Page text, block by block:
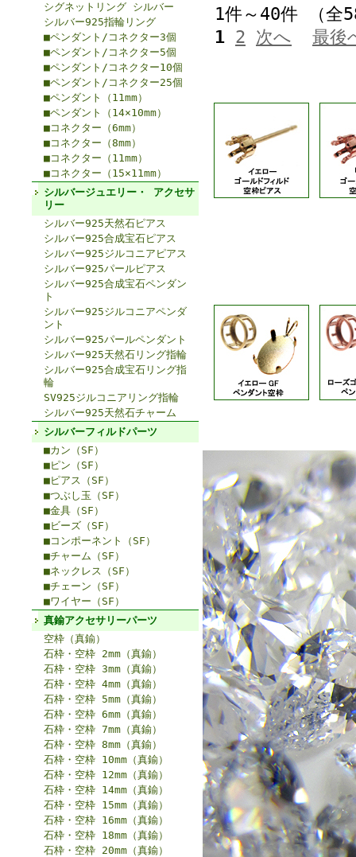
シグネットリング シルバー
シルバー925指輪リング
■ペンダント/コネクター3個
■ペンダント/コネクター5個
■ペンダント/コネクター10個
■ペンダント/コネクター25個
■ペンダント（11mm）
■ペンダント（14×10mm）
■コネクター（6mm）
■コネクター（8mm）
■コネクター（11mm）
■コネクター（15×11mm）
シルバージュエリー・ アクセサ
リー
シルバー925天然石ピアス
シルバー925合成宝石ピアス
シルバー925ジルコニアピアス
シルバー925パールピアス
シルバー925合成宝石ペンダン
ト
シルバー925ジルコニアペンダ
ント
シルバー925パールペンダント
シルバー925天然石リング指輪
シルバー925合成宝石リング指
輪
SV925ジルコニアリング指輪
シルバー925天然石チャーム
シルバーフィルドパーツ
■カン（SF）
■ピン（SF）
■ピアス（SF）
■つぶし玉（SF）
■金具（SF）
■ビーズ（SF）
■コンポーネント（SF）
■チャーム（SF）
■ネックレス（SF）
■チェーン（SF）
■ワイヤー（SF）
真鍮アクセサリーパーツ
空枠（真鍮）
石枠・空枠 2mm（真鍮）
石枠・空枠 3mm（真鍮）
石枠・空枠 4mm（真鍮）
石枠・空枠 5mm（真鍮）
石枠・空枠 6mm（真鍮）
石枠・空枠 7mm（真鍮）
石枠・空枠 8mm（真鍮）
石枠・空枠 10mm（真鍮）
石枠・空枠 12mm（真鍮）
石枠・空枠 14mm（真鍮）
石枠・空枠 15mm（真鍮）
石枠・空枠 16mm（真鍮）
石枠・空枠 18mm（真鍮）
石枠・空枠 20mm（真鍮）
1件～40件 （
1 2 次へ 最後